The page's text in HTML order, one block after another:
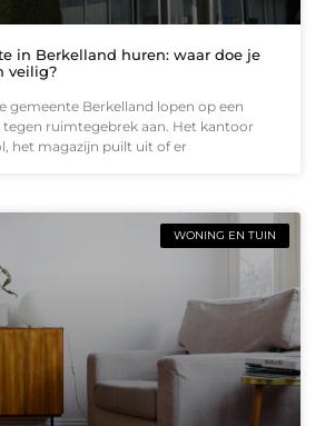
in Berkelland huren: waar doe je
veilig?
gemeente Berkelland lopen op een
ruimtegebrek aan. Het kantoor
het magazijn puilt uit of er
WONING EN TUIN